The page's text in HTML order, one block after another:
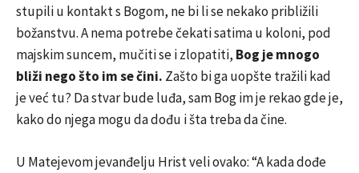
stupili u kontakt s Bogom, ne bi li se nekako približili
božanstvu. A nema potrebe čekati satima u koloni, pod
majskim suncem, mučiti se i zlopatiti, Bog je mnogo
bliži nego što im se čini. Zašto bi ga uopšte tražili kad
je već tu? Da stvar bude luđa, sam Bog im je rekao gde je,
kako do njega mogu da dođu i šta treba da čine.
U Matejevom jevanđelju Hrist veli ovako: “A kada dođe